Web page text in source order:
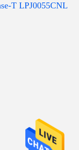
T LPJ0055CNL